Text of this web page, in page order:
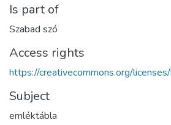
Is part of
Szabad szó
Access rights
https://creativecommons.org/
Subject
emléktábla